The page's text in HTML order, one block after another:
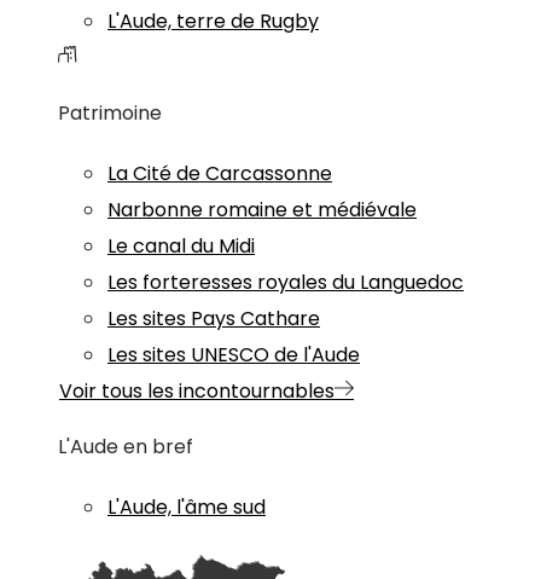
L'Aude, terre de Rugby
Patrimoine
La Cité de Carcassonne
Narbonne romaine et médiévale
Le canal du Midi
Les forteresses royales du Languedoc
Les sites Pays Cathare
Les sites UNESCO de l'Aude
Voir tous les incontournables
L'Aude en bref
L'Aude, l'âme sud